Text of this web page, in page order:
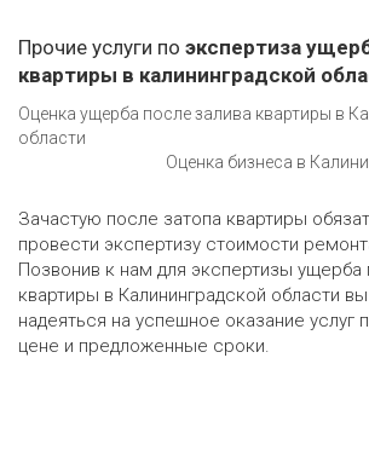
Прочие услуги по экспертиза
квартиры в калининградской
Оценка ущерба после залива квартиры в
области
Оценка бизнеса в
Зачастую после затопа квартиры
провести экспертизу стоимости
Позвонив к нам для экспертизы ущерба
квартиры в Калининградской области
надеяться на успешное оказание услуг
цене и предложенные сроки.